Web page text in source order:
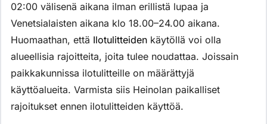
02:00 välisenä aikana ilman erillistä lupaa ja
Venetsialaisten aikana klo 18.00–24.00 aikana.
Huomaathan, että Ilotulitteiden käytöllä voi olla
alueellisia rajoitteita, joita tulee noudattaa. Joissain
paikkakunnissa ilotulitteille on määrättyjä
käyttöalueita. Varmista siis Heinolan paikalliset
rajoitukset ennen ilotulitteiden käyttöä.